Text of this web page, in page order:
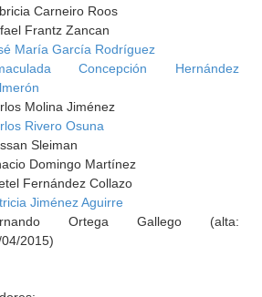
Carneiro Roos
Frantz Zancan
María García Rodríguez
Concepción Hernández
Molina Jiménez
Rivero Osuna
Sleiman
Domingo Martínez
Fernández Collazo
Jiménez Aguirre
Ortega Gallego (alta:
2015)